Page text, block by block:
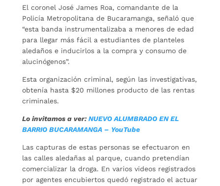
El coronel José James Roa, comandante de la
Policía Metropolitana de Bucaramanga, señaló que
“esta banda instrumentalizaba a menores de edad
para llegar más fácil a estudiantes de planteles
aledaños e inducirlos a la compra y consumo de
alucinógenos”.
Esta organización criminal, según las investigativas,
obtenía hasta $20 millones producto de las rentas
criminales.
Lo invitamos a ver:NUEVO ALUMBRADO EN EL
BARRIO BUCARAMANGA – YouTube
Las capturas de estas personas se efectuaron en
las calles aledañas al parque, cuando pretendían
comercializar la droga. En varios videos registrados
por agentes encubiertos quedó registrado el actuar